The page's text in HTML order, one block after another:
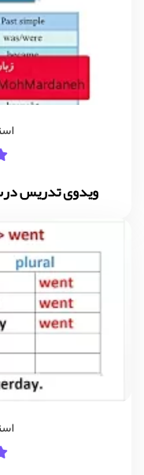
ویدوی تدریس درس 6 زبان نهم (افعال